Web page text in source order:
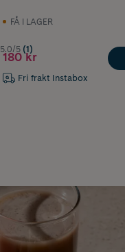
FÅ I LAGER
5.0/5 (1)
180 kr
Fri frakt Instabox